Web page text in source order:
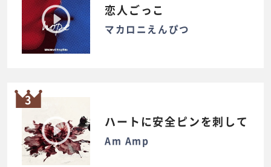
恋人ごっこ
マカロニえんぴつ
3
ハートに安全ピンを刺して
Am Amp